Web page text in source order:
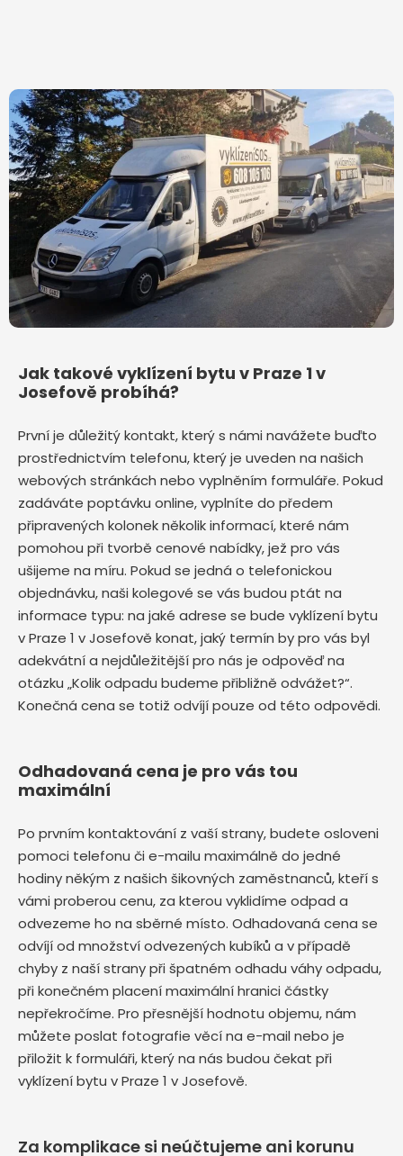
Jak takové vyklízení bytu v Praze 1 v
Josefově probíhá?
První je důležitý kontakt, který s námi navážete buďto
prostřednictvím telefonu, který je uveden na našich
webových stránkách nebo vyplněním formuláře. Pokud
zadáváte poptávku online, vyplníte do předem
připravených kolonek několik informací, které nám
pomohou při tvorbě cenové nabídky, jež pro vás
ušijeme na míru. Pokud se jedná o telefonickou
objednávku, naši kolegové se vás budou ptát na
informace typu: na jaké adrese se bude vyklízení bytu
v Praze 1 v Josefově konat, jaký termín by pro vás byl
adekvátní a nejdůležitější pro nás je odpověď na
otázku „Kolik odpadu budeme přibližně odvážet?“.
Konečná cena se totiž odvíjí pouze od této odpovědi.
Odhadovaná cena je pro vás tou
maximální
Po prvním kontaktování z vaší strany, budete osloveni
pomoci telefonu či e-mailu maximálně do jedné
hodiny někým z našich šikovných zaměstnanců, kteří s
vámi proberou cenu, za kterou vyklidíme odpad a
odvezeme ho na sběrné místo. Odhadovaná cena se
odvíjí od množství odvezených kubíků a v případě
chyby z naší strany při špatném odhadu váhy odpadu,
při konečném placení maximální hranici částky
nepřekročíme. Pro přesnější hodnotu objemu, nám
můžete poslat fotografie věcí na e-mail nebo je
přiložit k formuláři, který na nás budou čekat při
vyklízení bytu v Praze 1 v Josefově.
Za komplikace si neúčtujeme ani korunu